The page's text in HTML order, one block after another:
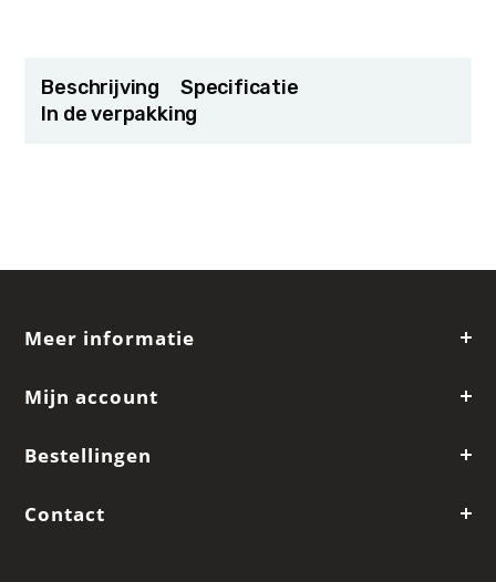
Beschrijving
Specificatie
In de verpakking
Meer informatie
Mijn account
Bestellingen
Contact